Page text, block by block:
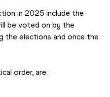
in 2025 include the
be voted on by the
the elections and once the
order, are: